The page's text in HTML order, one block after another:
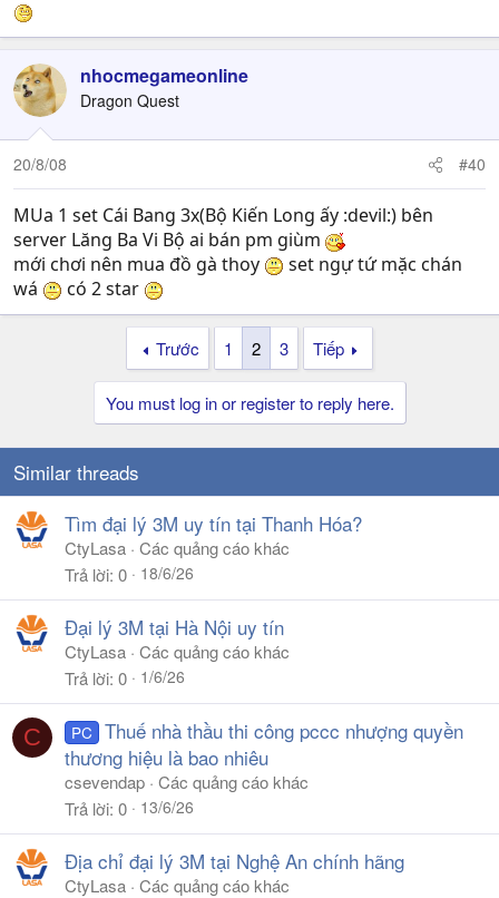
nhocmegameonline
Dragon Quest
20/8/08 #40
MUa 1 set Cái Bang 3x(Bộ Kiến Long ấy :devil:) bên
server Lăng Ba Vi Bộ ai bán pm giùm
mới chơi nên mua đồ gà thoy
set ngự tứ mặc chán
wá
có 2 star
Trước 1 2 3 Tiếp
You must log in or register to reply here.
Similar threads
Tìm đại lý 3M uy tín tại Thanh Hóa?
CtyLasa Các quảng cáo khác
Trả lời 0 18/6/26
Đại lý 3M tại Hà Nội uy tín
CtyLasa Các quảng cáo khác
Trả lời 0 1/6/26
C PC Thuế nhà thầu thi công pccc nhượng quyền
thương hiệu là bao nhiêu
csevendap Các quảng cáo khác
Trả lời 0 13/6/26
Địa chỉ đại lý 3M tại Nghệ An chính hãng
CtyLasa Các quảng cáo khác